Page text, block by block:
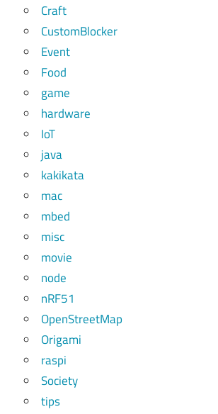
Craft
CustomBlocker
Event
Food
game
hardware
IoT
java
kakikata
mac
mbed
misc
movie
node
nRF51
OpenStreetMap
Origami
raspi
Society
tips